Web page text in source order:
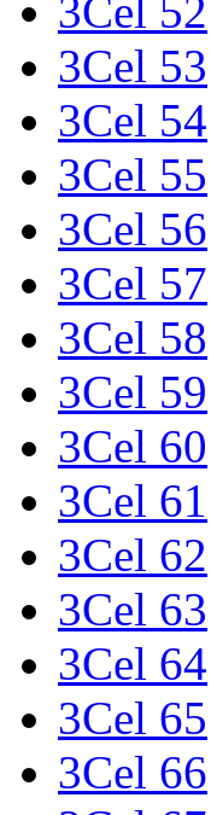
3Cel 52
3Cel 53
3Cel 54
3Cel 55
3Cel 56
3Cel 57
3Cel 58
3Cel 59
3Cel 60
3Cel 61
3Cel 62
3Cel 63
3Cel 64
3Cel 65
3Cel 66